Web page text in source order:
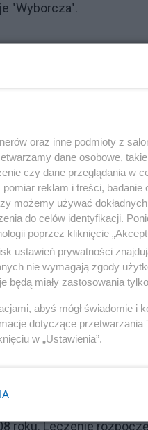
"Wyborcza".
roku. Leczenie
oraz inne podmioty z
dane osobowe,
czy dane przeglądania w
reklam i treści, badanie
możemy używać
do celów identyfikacji.
poprzez kliknięcie
ustawień prywatności
nie wymagają zgody
będą miały zastosowania
abyś mógł świadomie i
dotyczące
w „Ustawienia”.